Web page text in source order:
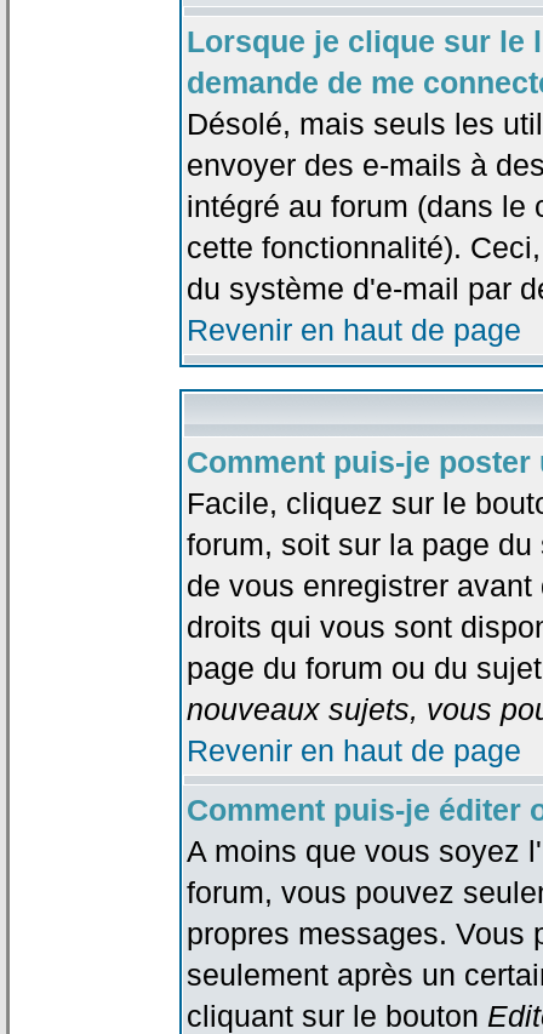
Lorsque je clique sur le
demande de me
Désolé, mais seuls les
envoyer des e-mails à
intégré au forum (dans le
cette fonctionnalité).
du système d'e-mail par
Revenir en haut de page
Comment puis-je
Facile, cliquez sur le
forum, soit sur la page
de vous enregistrer
droits qui vous sont
page du forum ou du
nouveaux sujets, vous
Revenir en haut de page
Comment puis-je éditer
A moins que vous soyez
forum, vous pouvez
propres messages. Vous
seulement après un
cliquant sur le bouton